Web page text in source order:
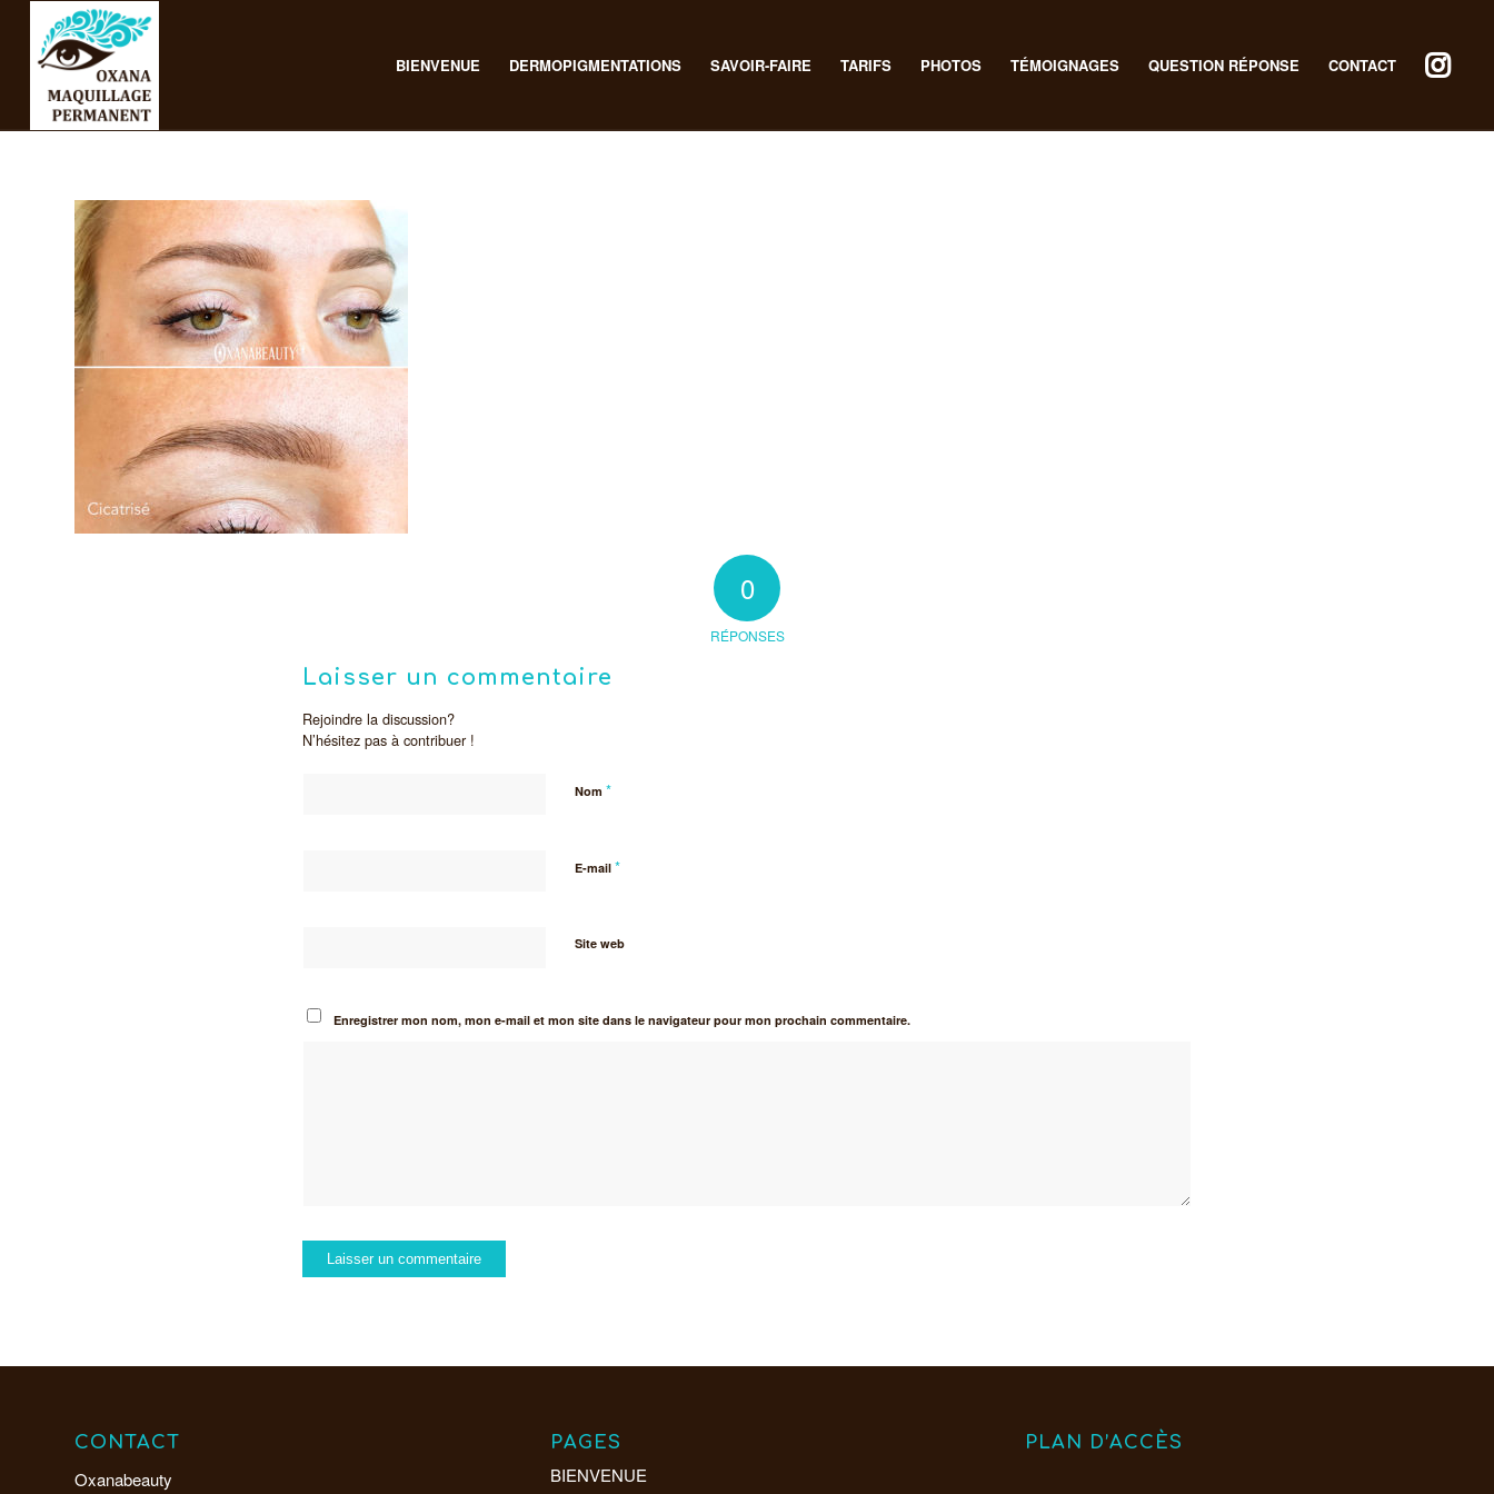
BIENVENUE DERMOPIGMENTATIONS SAVOIR-FAIRE TARIFS PHOTOS TÉMOIGNAGES QUESTION RÉPONSE CONTACT
0
RÉPONSES
Laisser un commentaire
Rejoindre la discussion?
N’hésitez pas à contribuer !
Nom *
E-mail *
Site web
Enregistrer mon nom, mon e-mail et mon site dans le navigateur pour mon prochain commentaire.
CONTACT
Oxanabeauty
PAGES
BIENVENUE
PLAN D’ACCÈS